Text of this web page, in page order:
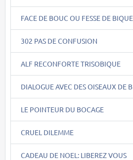
FACE DE BOUC OU FESSE DE BIQUE
302 PAS DE CONFUSION
ALF RECONFORTE TRISOBIQUE
DIALOGUE AVEC DES OISEAUX DE B
LE POINTEUR DU BOCAGE
CRUEL DILEMME
CADEAU DE NOEL: LIBEREZ VOUS